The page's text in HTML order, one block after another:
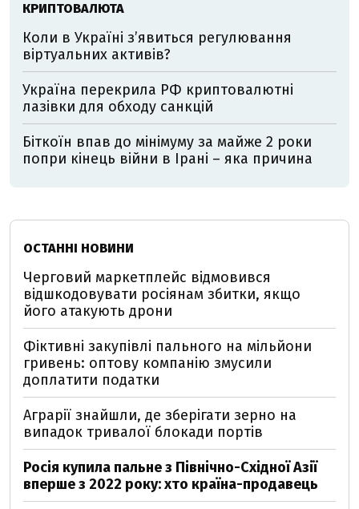
КРИПТОВАЛЮТА
Коли в Україні з’явиться регулювання
віртуальних активів?
Україна перекрила РФ криптовалютні
лазівки для обходу санкцій
Біткоїн впав до мінімуму за майже 2 роки
попри кінець війни в Ірані – яка причина
ОСТАННІ НОВИНИ
Черговий маркетплейс відмовився
відшкодовувати росіянам збитки, якщо
його атакують дрони
Фіктивні закупівлі пального на мільйони
гривень: оптову компанію змусили
доплатити податки
Аграрії знайшли, де зберігати зерно на
випадок тривалої блокади портів
Росія купила пальне з Північно-Східної Азії
вперше з 2022 року: хто країна-продавець